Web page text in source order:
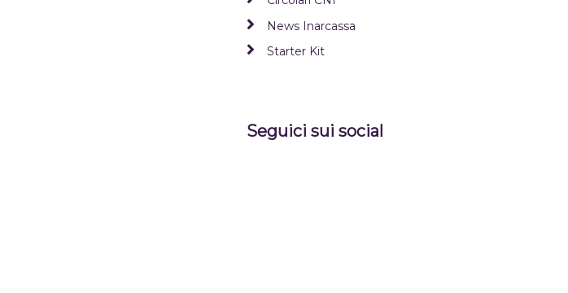
News Inarcassa
Starter Kit
Seguici sui social